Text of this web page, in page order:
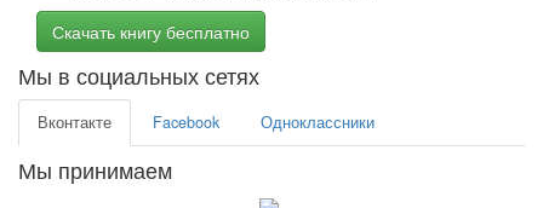
Скачать книгу бесплатно
Мы в социальных сетях
Вконтакте Facebook Одноклассники
Мы принимаем